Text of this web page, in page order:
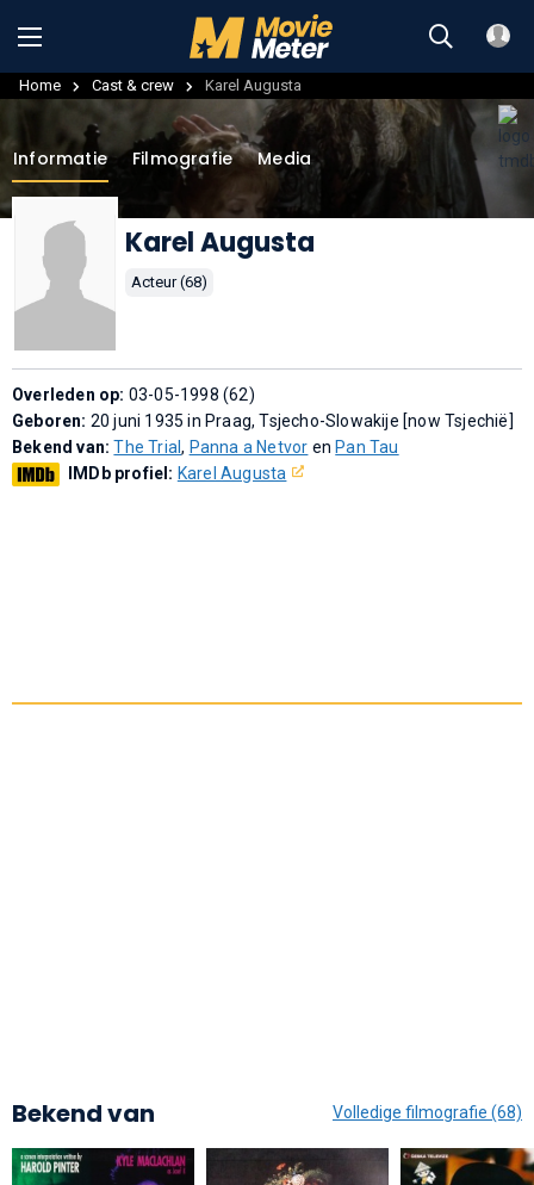
Home Cast & crew Karel Augusta
Informatie Filmografie Media
Karel Augusta
Acteur (68)
Overleden op: 03-05-1998 (62)
Geboren: 20 juni 1935 in Praag, Tsjecho-Slowakije [now Tsjechië]
Bekend van:The Trial, Panna a Netvor en Pan Tau
IMDb profiel: Karel Augusta
Bekend van Volledige filmografie (68)